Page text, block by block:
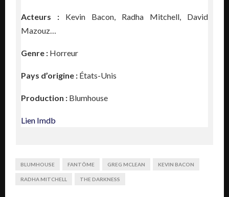
Acteurs : Kevin Bacon, Radha Mitchell, David
Mazouz…
Genre : Horreur
Pays d’origine : États-Unis
Production : Blumhouse
Lien Imdb
BLUMHOUSE FANTÔME GREG MCLEAN KEVIN BACON
RADHA MITCHELL THE DARKNESS